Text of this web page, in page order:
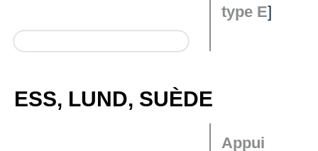
type E]
ESS, LUND, SUÈDE
Appui